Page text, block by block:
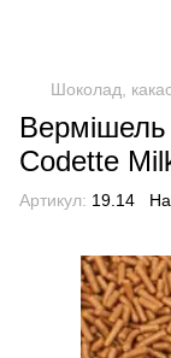
Шоколад,
Codette
Артикул: 19.14